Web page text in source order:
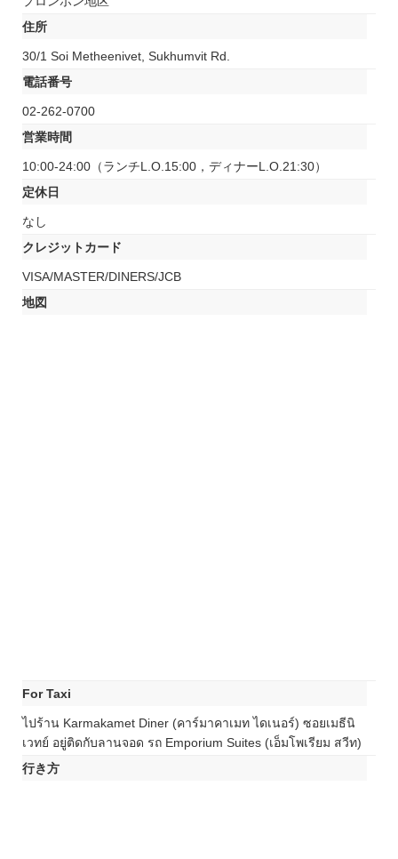
住所
30/1 Soi Metheenivet, Sukhumvit Rd.
電話番号
02-262-0700
営業時間
10:00-24:00（ランチL.O.15:00，ディナーL.O.21:30）
定休日
なし
クレジットカード
VISA/MASTER/DINERS/JCB
地図
For Taxi
ไปร้าน Karmakamet Diner (คาร์มาคาเมท ไดเนอร์) ซอยเมธีนิ
เวทย์ อยู่ติดกับลานจอด รถ Emporium Suites (เอ็มโพเรียม สวีท)
行き方